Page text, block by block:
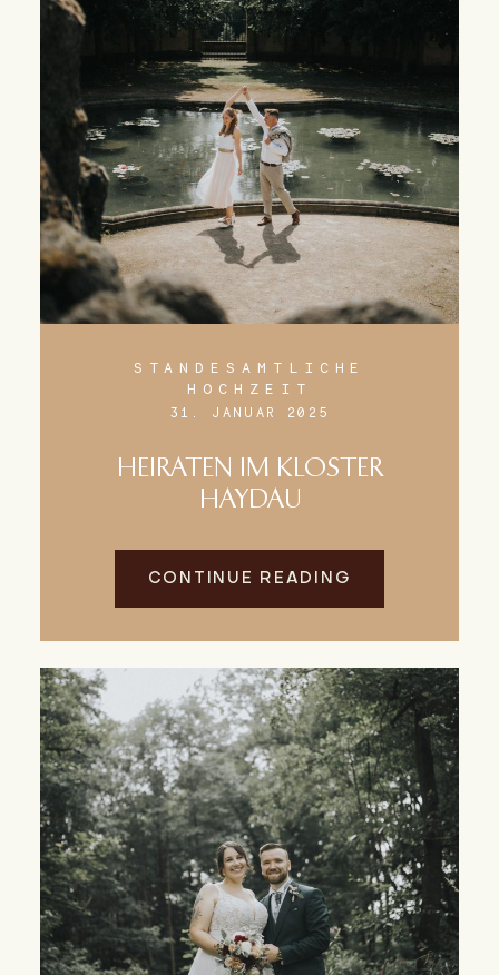
STANDESAMTLICHE
HOCHZEIT
31. JANUAR 2025
HEIRATEN IM KLOSTER
HAYDAU
CONTINUE READING